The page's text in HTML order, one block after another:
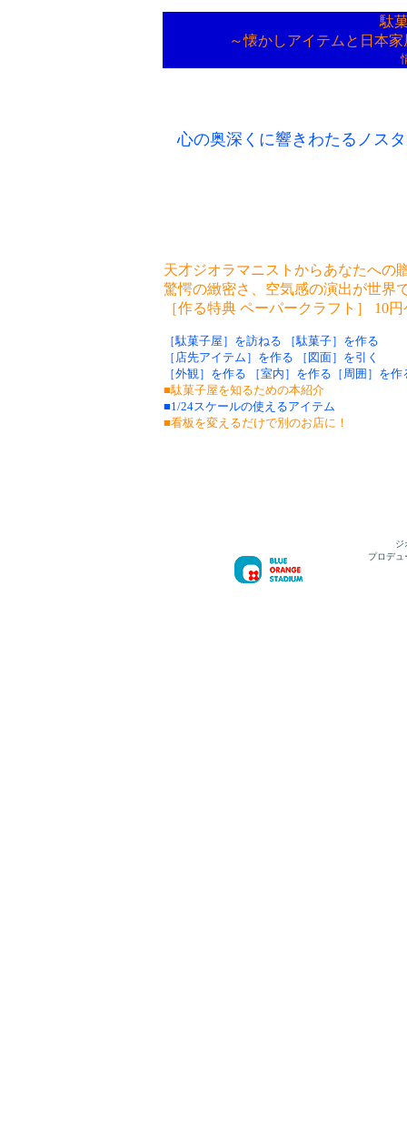
駄
～懐かしアイテムと日本
心の奥深くに響きわたるノス
天才ジオラマニストからあなたへの
驚愕の緻密さ、空気感の演出が世界
［作る特典 ペーパークラフト］ 10
［駄菓子屋］を訪ねる ［駄菓子］を作る
［店先アイテム］を作る ［図面］を引く
［外観］を作る ［室内］を作る［周囲］を作
■駄菓子屋を知るための本紹介
■1/24スケールの使えるアイテム
■看板を変えるだけで別のお店に！
ジ
プロデュ